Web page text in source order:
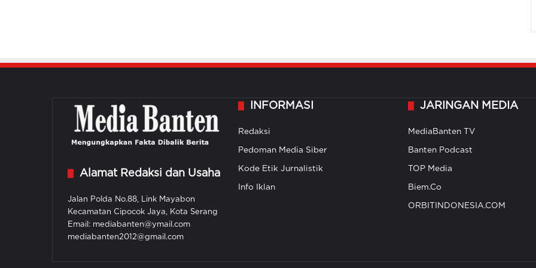
Alamat Redaksi dan Usaha
Jalan Polda No.88, Link Mayabon
Kecamatan Cipocok Jaya, Kota Serang
Email: mediabanten@ymail.com
mediabanten2012@gmail.com
INFORMASI
Redaksi
Pedoman Media Siber
Kode Etik Jurnalistik
Info Iklan
JARINGAN MEDIA
MediaBanten TV
Banten Podcast
TOP Media
Biem.Co
ORBITINDONESIA.COM